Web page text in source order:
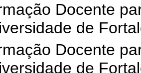
Docente
de
Docente
de